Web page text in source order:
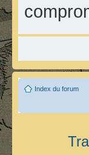
Index du forum